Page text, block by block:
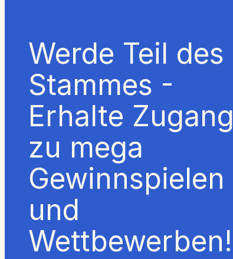
Werde Teil des
Stammes -
Erhalte Zugang
zu mega
Gewinnspielen
und
Wettbewerben!